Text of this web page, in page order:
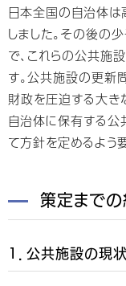
日本全国の自治体
しました。その後の
で、これらの公共施
す。公共施設の更新
財政を圧迫する大き
自治体に保有する
て方針を定めるよう
策定までの
1．公共施設の現